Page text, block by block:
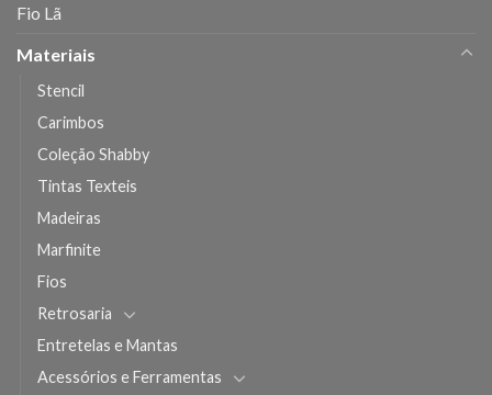
Fio Lã
Materiais
Stencil
Carimbos
Coleção Shabby
Tintas Texteis
Madeiras
Marfinite
Fios
Retrosaria
Entretelas e Mantas
Acessórios e Ferramentas